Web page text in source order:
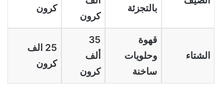
بالتجزئة
كرون
كرون
الشتاء
قهوة
وحلويات
ساخنة
35
ألف
كرون
25 الف
كرون